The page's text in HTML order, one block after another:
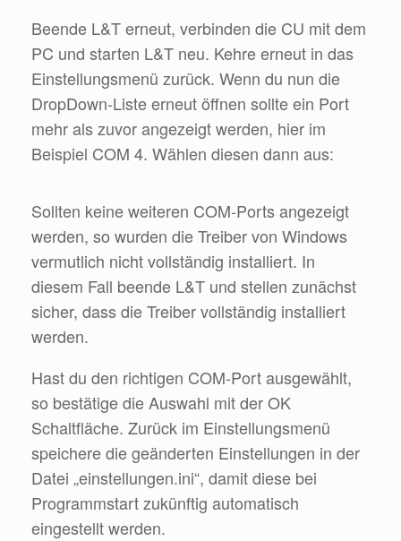
Beende L&T erneut, verbinden die CU mit dem
PC und starten L&T neu. Kehre erneut in das
Einstellungsmenü zurück. Wenn du nun die
DropDown-Liste erneut öffnen sollte ein Port
mehr als zuvor angezeigt werden, hier im
Beispiel COM 4. Wählen diesen dann aus:
Sollten keine weiteren COM-Ports angezeigt
werden, so wurden die Treiber von Windows
vermutlich nicht vollständig installiert. In
diesem Fall beende L&T und stellen zunächst
sicher, dass die Treiber vollständig installiert
werden.
Hast du den richtigen COM-Port ausgewählt,
so bestätige die Auswahl mit der OK
Schaltfläche. Zurück im Einstellungsmenü
speichere die geänderten Einstellungen in der
Datei „einstellungen.ini“, damit diese bei
Programmstart zukünftig automatisch
eingestellt werden.